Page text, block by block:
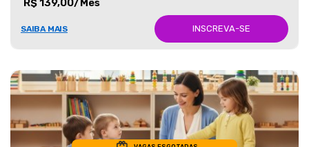
R$ 139,00/Mês
SAIBA MAIS INSCREVA-SE